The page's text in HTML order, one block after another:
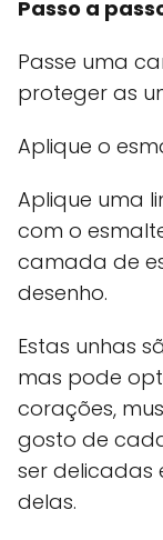
Passo a
Passe uma
proteger as
Aplique o
Aplique uma
com o
camada de
desenho.
Estas unhas
mas pode
corações,
gosto de
ser delicadas
delas.